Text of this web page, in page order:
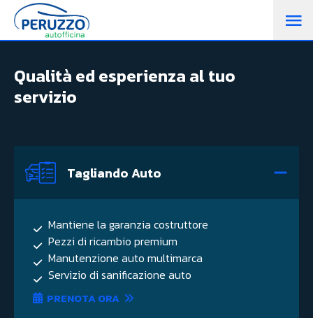
Qualità ed esperienza al tuo
servizio
Tagliando Auto
Mantiene la garanzia costruttore
Pezzi di ricambio premium
Manutenzione auto multimarca
Servizio di sanificazione auto
PRENOTA ORA